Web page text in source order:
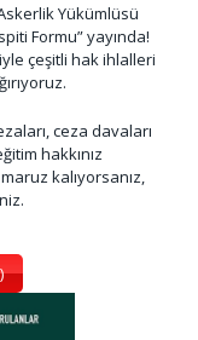
Yükümlüsü
Formu” yayında!
çeşitli hak ihlalleri
ceza davaları
hakkınız
kalıyorsanız,